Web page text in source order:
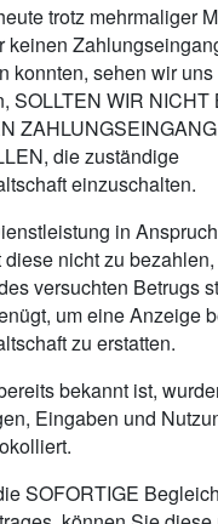
trotz mehrmaliger
keinen
konnten, sehen wir
SOLLTEN WIR NICHT
ZAHLUNGSEINGANG
die zuständige
einzuschalten.
in
nicht zu
versuchten Betrugs
um eine Anzeige
zu erstatten.
bekannt ist,
Eingaben und
SOFORTIGE